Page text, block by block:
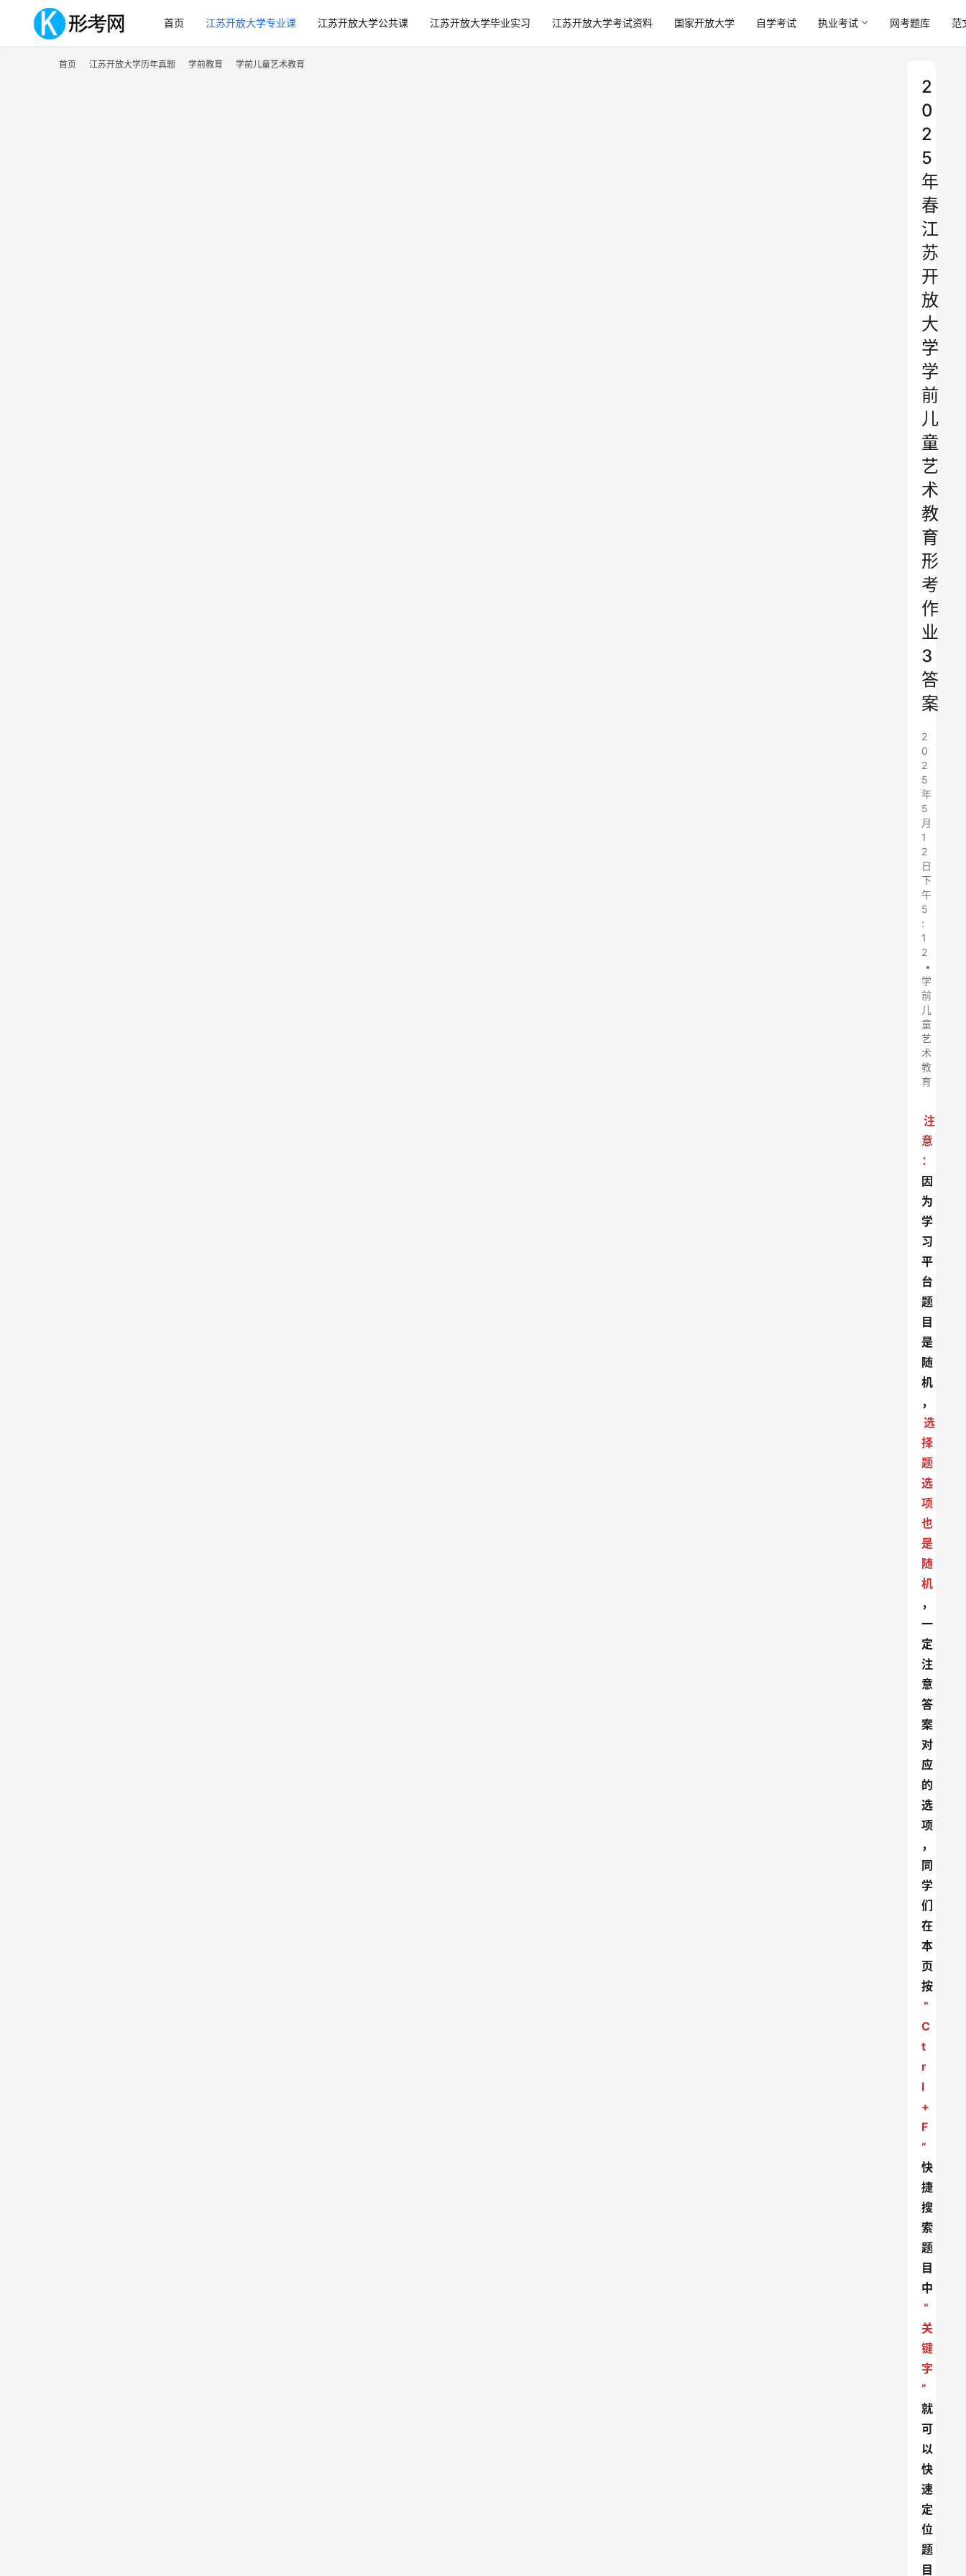
首页 江苏开放大学专业课 江苏开放大学公共课 江苏开放大学毕业实习 江苏开放大学考试资料 国家开放大学 自学考试 执业考试 网考题库 范
首页 江苏开放大学历年真题 学前教育 学前儿童艺术教育
2
0
2
5
年
春
江
苏
开
放
大
学
学
前
儿
童
艺
术
教
育
形
考
作
业
3
答
案
2
0
2
5
年
5
月
1
2
日
下
午
5
:
1
2
•
学
前
儿
童
艺
术
教
育
注
意
：
因
为
学
习
平
台
题
目
是
随
机
，
选
择
题
选
项
也
是
随
机
，
一
定
注
意
答
案
对
应
的
选
项
，
同
学
们
在
本
页
按
“
C
t
r
l
+
F
”
快
捷
搜
索
题
目
中
“
关
键
字
”
就
可
以
快
速
定
位
题
目